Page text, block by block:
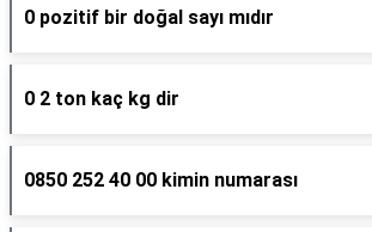
0 pozitif bir doğal sayı mıdır
0 2 ton kaç kg dir
0850 252 40 00 kimin numarası